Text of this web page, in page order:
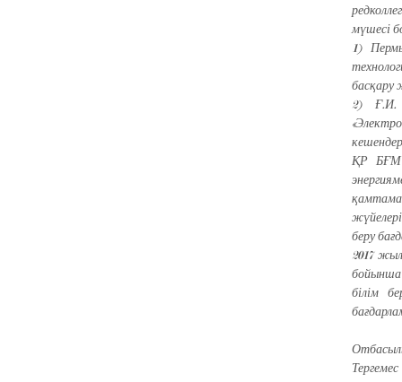
мүшесі
1)
басқару
2) Ғ.И.
ҚР БҒМ
беру
2017
бойынша
білім